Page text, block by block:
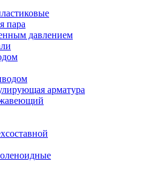
пара
давлением
арматура